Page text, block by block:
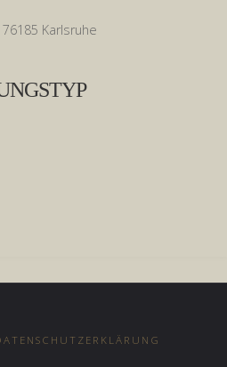
Karlsruhe